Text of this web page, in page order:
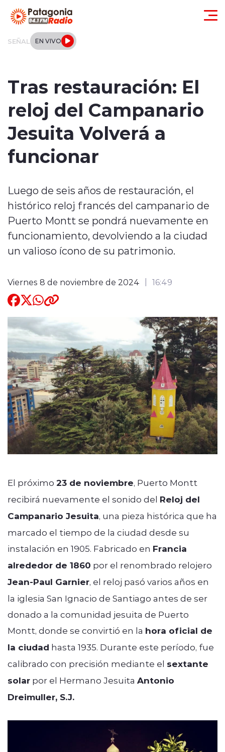
SEÑAL EN VIVO
Local
Tendencias
Deportes
Entrevistas
Quienes Somos
Tras restauración: El
reloj del Campanario
Jesuita Volverá a
funcionar
Luego de seis años de restauración, el
histórico reloj francés del campanario de
Puerto Montt se pondrá nuevamente en
funcionamiento, devolviendo a la ciudad
un valioso ícono de su patrimonio.
Viernes 8 de noviembre de 2024 16:49
El próximo 23 de noviembre, Puerto Montt
recibirá nuevamente el sonido del Reloj del
Campanario Jesuita, una pieza histórica que ha
marcado el tiempo de la ciudad desde su
instalación en 1905. Fabricado en Francia
alrededor de 1860 por el renombrado relojero
Jean-Paul Garnier, el reloj pasó varios años en
la iglesia San Ignacio de Santiago antes de ser
donado a la comunidad jesuita de Puerto
Montt, donde se convirtió en la hora oficial de
la ciudad hasta 1935. Durante este período, fue
calibrado con precisión mediante el sextante
solar por el Hermano Jesuita Antonio
Dreimuller, S.J.